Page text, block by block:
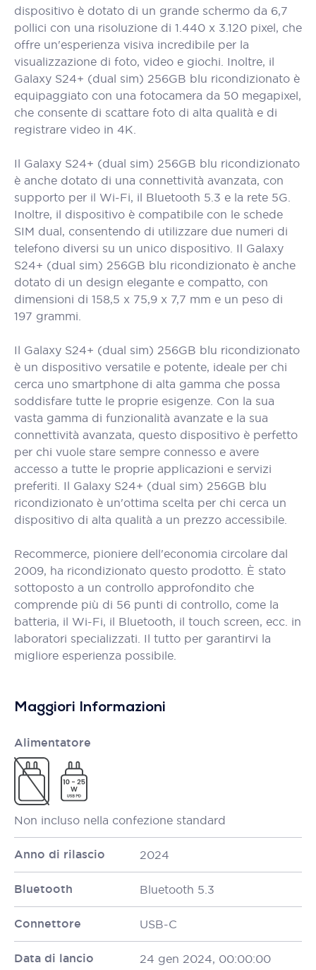
dispositivo è dotato di un grande schermo da 6,7
pollici con una risoluzione di 1.440 x 3.120 pixel, che
offre un'esperienza visiva incredibile per la
visualizzazione di foto, video e giochi. Inoltre, il
Galaxy S24+ (dual sim) 256GB blu ricondizionato è
equipaggiato con una fotocamera da 50 megapixel,
che consente di scattare foto di alta qualità e di
registrare video in 4K.
Il Galaxy S24+ (dual sim) 256GB blu ricondizionato
è anche dotato di una connettività avanzata, con
supporto per il Wi-Fi, il Bluetooth 5.3 e la rete 5G.
Inoltre, il dispositivo è compatibile con le schede
SIM dual, consentendo di utilizzare due numeri di
telefono diversi su un unico dispositivo. Il Galaxy
S24+ (dual sim) 256GB blu ricondizionato è anche
dotato di un design elegante e compatto, con
dimensioni di 158,5 x 75,9 x 7,7 mm e un peso di
197 grammi.
Il Galaxy S24+ (dual sim) 256GB blu ricondizionato
è un dispositivo versatile e potente, ideale per chi
cerca uno smartphone di alta gamma che possa
soddisfare tutte le proprie esigenze. Con la sua
vasta gamma di funzionalità avanzate e la sua
connettività avanzata, questo dispositivo è perfetto
per chi vuole stare sempre connesso e avere
accesso a tutte le proprie applicazioni e servizi
preferiti. Il Galaxy S24+ (dual sim) 256GB blu
ricondizionato è un'ottima scelta per chi cerca un
dispositivo di alta qualità a un prezzo accessibile.
Recommerce, pioniere dell'economia circolare dal
2009, ha ricondizionato questo prodotto. È stato
sottoposto a un controllo approfondito che
comprende più di 56 punti di controllo, come la
batteria, il Wi-Fi, il Bluetooth, il touch screen, ecc. in
laboratori specializzati. Il tutto per garantirvi la
migliore esperienza possibile.
Maggiori Informazioni
Alimentatore
Non incluso nella confezione standard
Anno di rilascio 2024
Bluetooth Bluetooth 5.3
Connettore USB-C
Data di lancio 24 gen 2024, 00:00:00